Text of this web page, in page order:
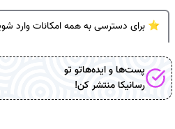
⭐ برای دسترسی به همه امکانات وارد
پست‌ها و ایده‌هاتو تو
رسانیکامنتشر کن!